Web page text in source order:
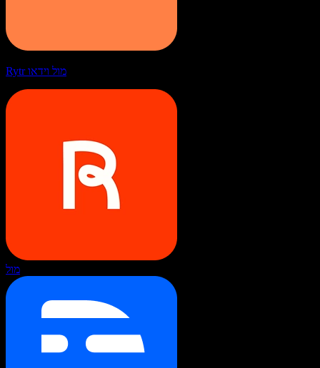
Rytr מול וידאו
מול